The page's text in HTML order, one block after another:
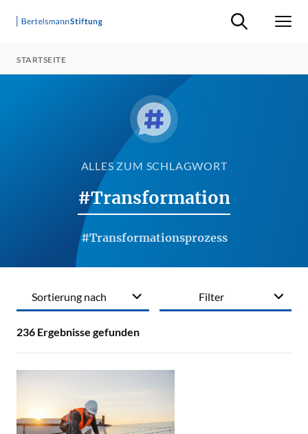
Suche ein-/
STARTSEITE
ALLES ZUM SCHLAGWORT
#Transformation
#Transformationsprozess
Filter
236 Ergebnisse gefunden
Sortierung nach